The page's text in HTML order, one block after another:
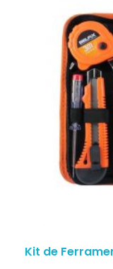
Kit de